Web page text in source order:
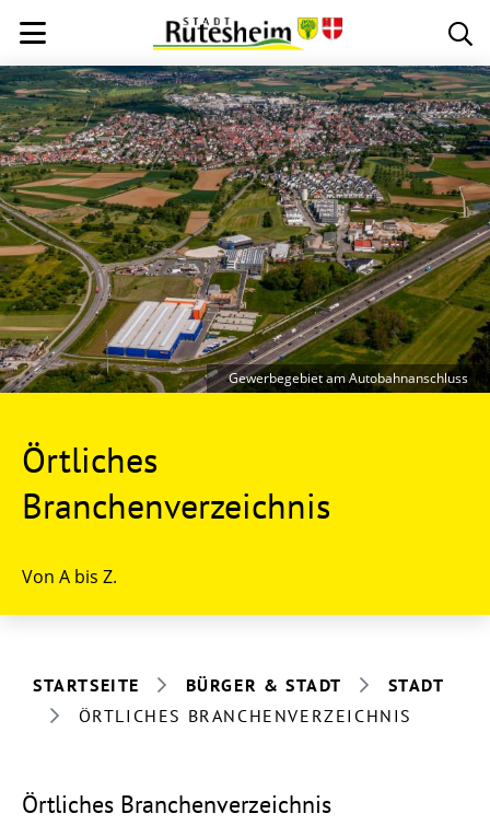
Örtliches
Branchenverzeichnis
Von A bis Z.
Gewerbegebiet am Autobahnanschluss
STARTSEITE BÜRGER & STADT
STADT
ÖRTLICHES BRANCHENVERZEICHNIS
Örtliches Branchenverzeichnis